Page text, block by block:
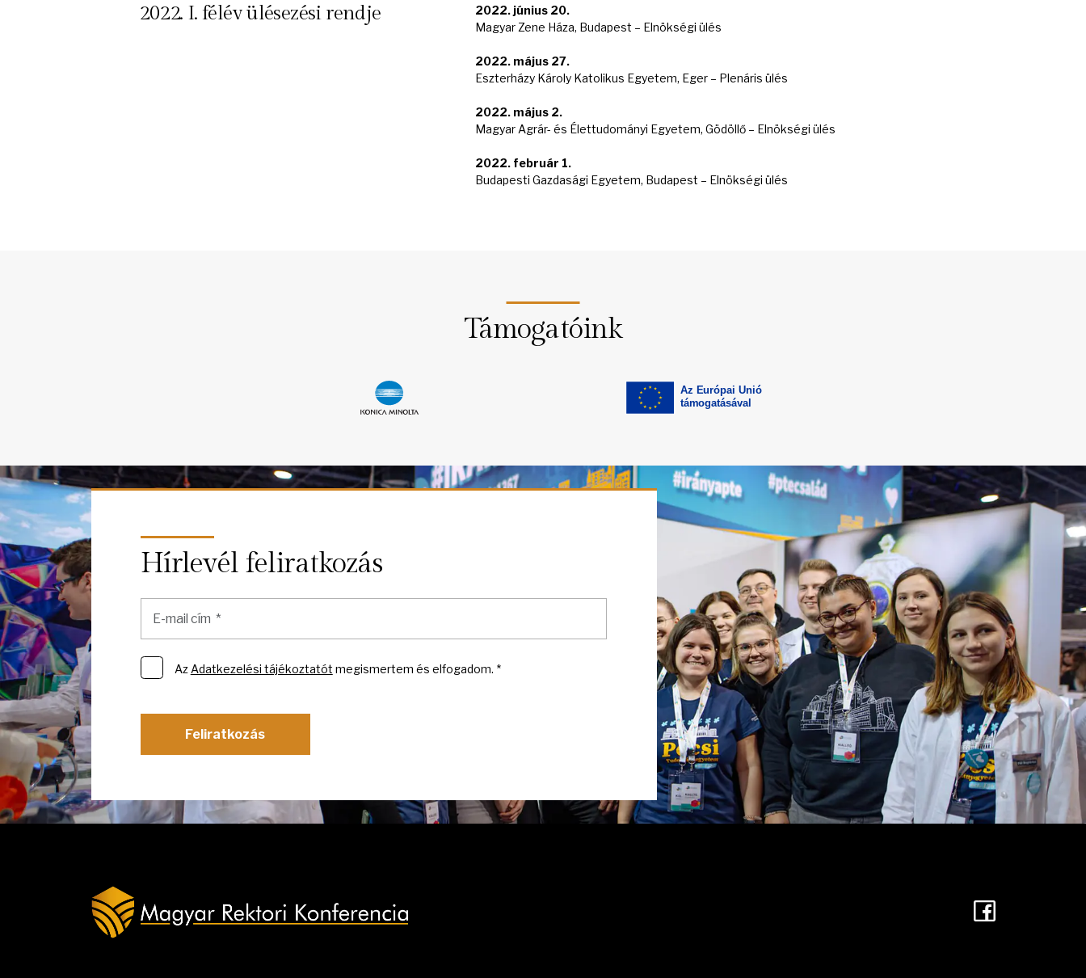
2022. I. félév ülésezési rendje
2022. június 20.
Magyar Zene Háza, Budapest – Elnökségi ülés
2022. május 27.
Eszterházy Károly Katolikus Egyetem, Eger – Plenáris ülés
2022. május 2.
Magyar Agrár- és Élettudományi Egyetem, Gödöllő – Elnökségi ülés
2022. február 1.
Budapesti Gazdasági Egyetem, Budapest – Elnökségi ülés
Támogatóink
Hírlevél feliratkozás
Az Adatkezelési tájékoztatót megismertem és elfogadom. *
Feliratkozás